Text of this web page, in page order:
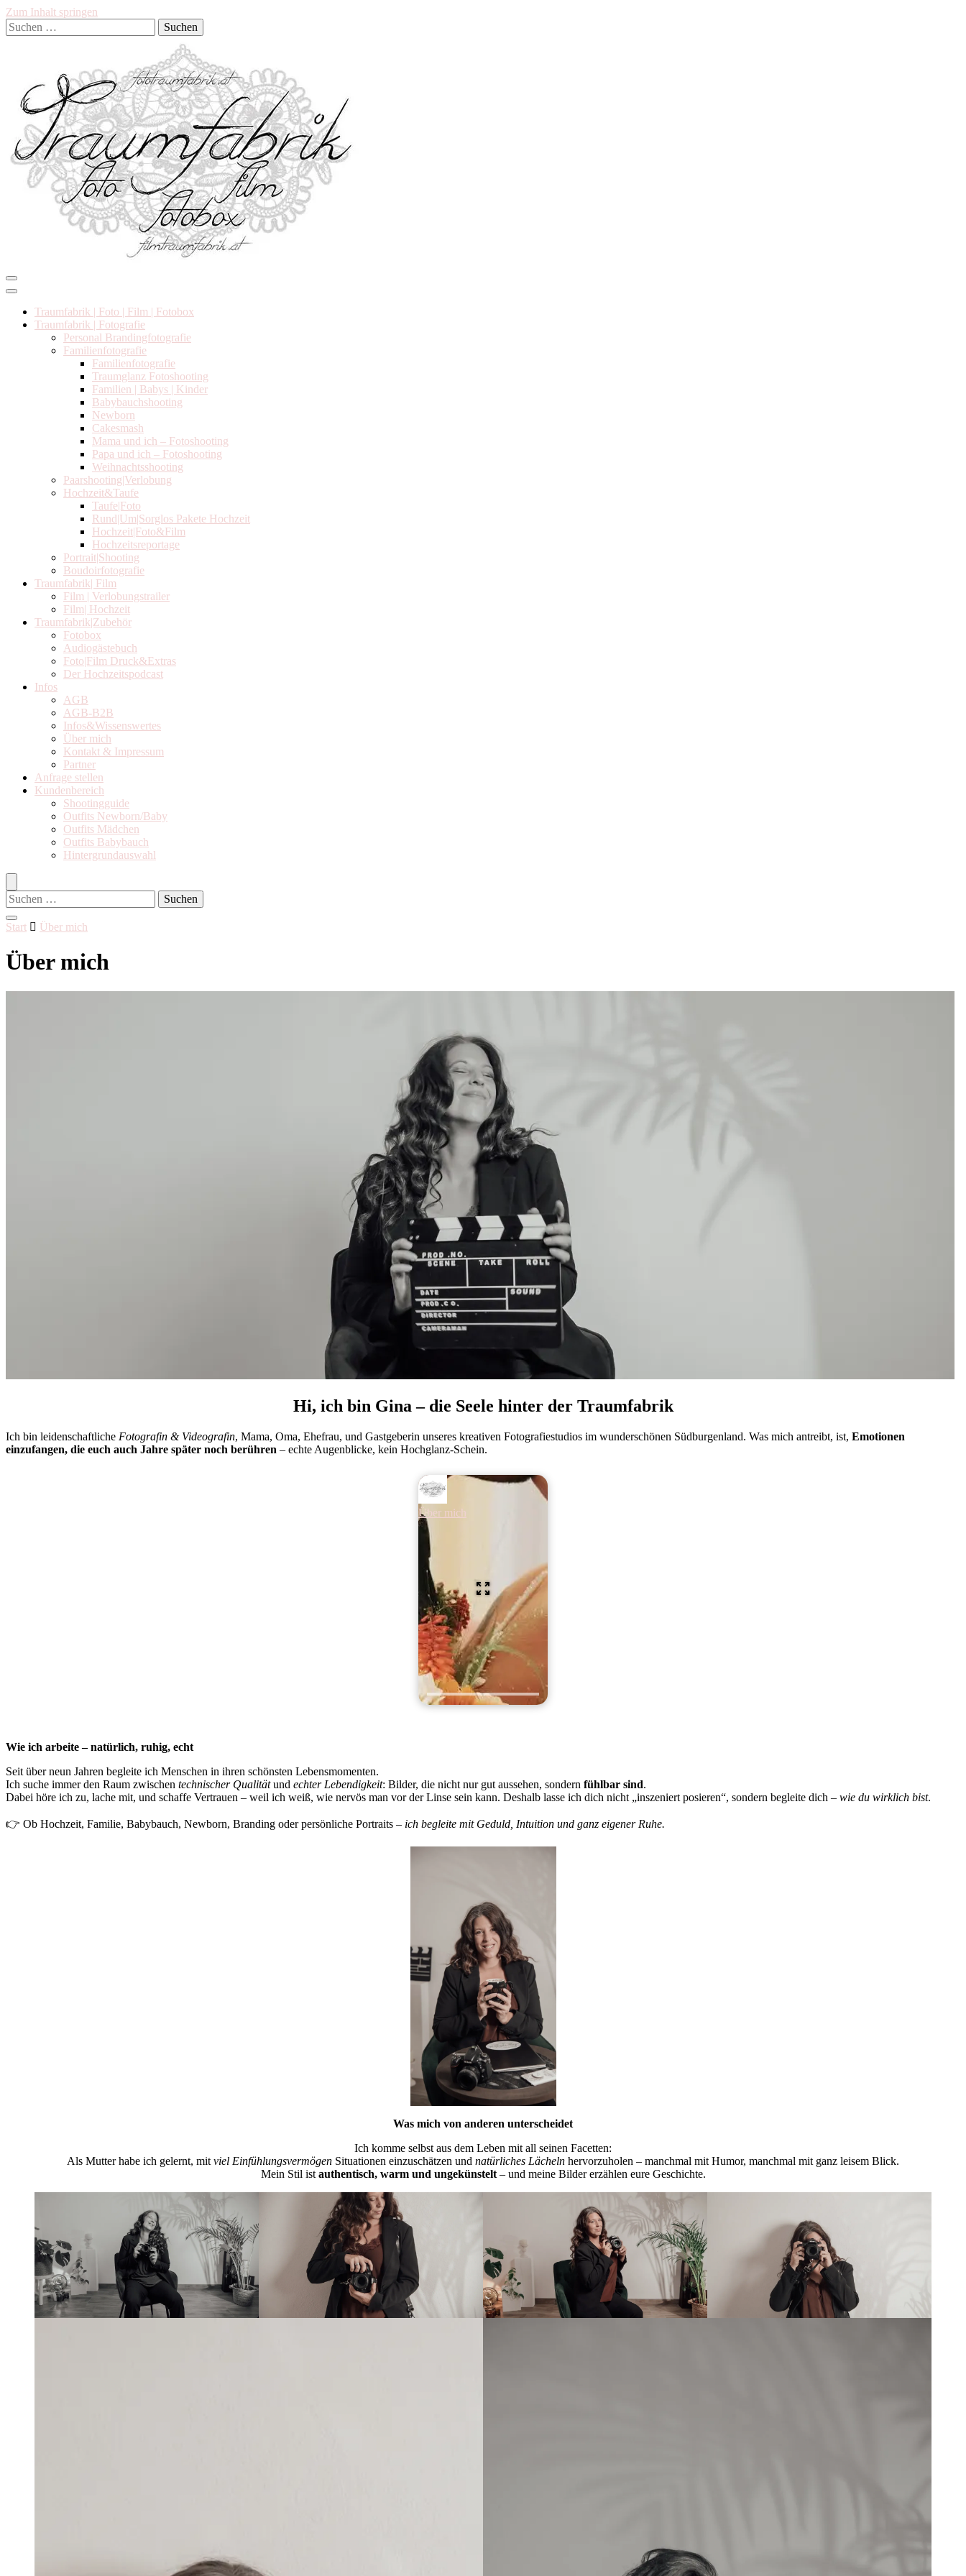
Zum Inhalt springen
Suchen
nach:
Traumfabrik
Traumfabrik | Foto | Film | Fotobox
Traumfabrik | Fotografie
Personal Brandingfotografie
Familienfotografie
Familienfotografie
Traumglanz Fotoshooting
Familien | Babys | Kinder
Babybauchshooting
Newborn
Cakesmash
Mama und ich – Fotoshooting
Papa und ich – Fotoshooting
Weihnachtsshooting
Paarshooting|Verlobung
Hochzeit&Taufe
Taufe|Foto
Rund|Um|Sorglos Pakete Hochzeit
Hochzeit|Foto&Film
Hochzeitsreportage
Portrait|Shooting
Boudoirfotografie
Traumfabrik| Film
Film | Verlobungstrailer
Film| Hochzeit
Traumfabrik|Zubehör
Fotobox
Audiogästebuch
Foto|Film Druck&Extras
Der Hochzeitspodcast
Infos
AGB
AGB-B2B
Infos&Wissenswertes
Über mich
Kontakt & Impressum
Partner
Anfrage stellen
Kundenbereich
Shootingguide
Outfits Newborn/Baby
Outfits Mädchen
Outfits Babybauch
Hintergrundauswahl
Suchen
nach:
Start
Über mich
Über mich
Hi, ich bin Gina – die Seele hinter der Traumfabrik
Ich bin leidenschaftliche Fotografin & Videografin, Mama, Oma, Ehefrau, und Gastgeberin unseres kreativen Fotografiestudios im wunderschönen Südburgenland. Was mich antreibt, ist, Emotionen
einzufangen, die euch auch Jahre später noch berühren – echte Augenblicke, kein Hochglanz-Schein.
Über mich
Wie ich arbeite – natürlich, ruhig, echt
Seit über neun Jahren begleite ich Menschen in ihren schönsten Lebensmomenten.
Ich suche immer den Raum zwischen technischer Qualitätund echter Lebendigkeit: Bilder, die nicht nur gut aussehen, sondern fühlbar sind.
Dabei höre ich zu, lache mit, und schaffe Vertrauen – weil ich weiß, wie nervös man vor der Linse sein kann. Deshalb lasse ich dich nicht „inszeniert posieren“, sondern begleite dich – wie du wirklich bist.
👉 Ob Hochzeit, Familie, Babybauch, Newborn, Branding oder persönliche Portraits – ich begleite mit Geduld, Intuition und ganz eigener Ruhe.
Was mich von anderen unterscheidet
Ich komme selbst aus dem Leben mit all seinen Facetten:
Als Mutter habe ich gelernt, mit viel Einfühlungsvermögen Situationen einzuschätzen und natürliches Lächeln hervorzuholen – manchmal mit Humor, manchmal mit ganz leisem Blick.
Mein Stil ist authentisch, warm und ungekünstelt– und meine Bilder erzählen eure Geschichte.